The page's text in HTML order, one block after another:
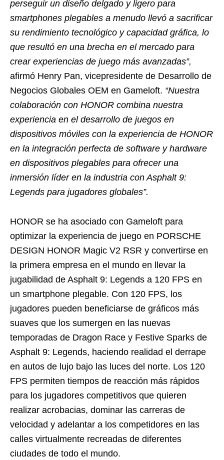
perseguir un diseño delgado y ligero para
smartphones plegables a menudo llevó a sacrificar
su rendimiento tecnológico y capacidad gráfica, lo
que resultó en una brecha en el mercado para
crear experiencias de juego más avanzadas”,
afirmó Henry Pan, vicepresidente de Desarrollo de
Negocios Globales OEM en Gameloft. “Nuestra
colaboración con HONOR combina nuestra
experiencia en el desarrollo de juegos en
dispositivos móviles con la experiencia de HONOR
en la integración perfecta de software y hardware
en dispositivos plegables para ofrecer una
inmersión líder en la industria con Asphalt 9:
Legends para jugadores globales”.
HONOR se ha asociado con Gameloft para
optimizar la experiencia de juego en PORSCHE
DESIGN HONOR Magic V2 RSR y convertirse en
la primera empresa en el mundo en llevar la
jugabilidad de Asphalt 9: Legends a 120 FPS en
un smartphone plegable. Con 120 FPS, los
jugadores pueden beneficiarse de gráficos más
suaves que los sumergen en las nuevas
temporadas de Dragon Race y Festive Sparks de
Asphalt 9: Legends, haciendo realidad el derrape
en autos de lujo bajo las luces del norte. Los 120
FPS permiten tiempos de reacción más rápidos
para los jugadores competitivos que quieren
realizar acrobacias, dominar las carreras de
velocidad y adelantar a los competidores en las
calles virtualmente recreadas de diferentes
ciudades de todo el mundo.